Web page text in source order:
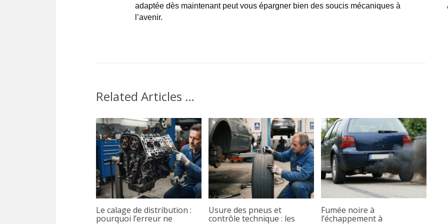
adaptée dès maintenant peut vous épargner bien des soucis mécaniques à
l’avenir.
Related Articles …
Le calage de distribution :
pourquoi l’erreur ne
Usure des pneus et
contrôle technique : les
Fumée noire à
l’échappement à